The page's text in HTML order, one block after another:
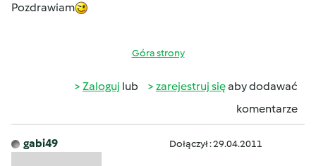
Pozdrawiam
Góra strony
Zaloguj lub zarejestruj sięaby dodawać
komentarze
gabi49 Dołączył : 29.04.2011